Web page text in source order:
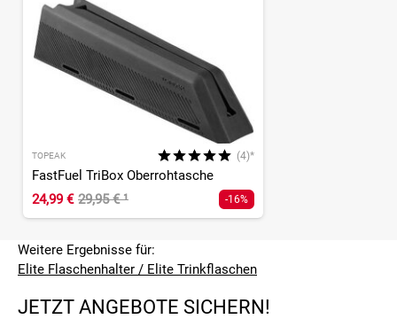
TOPEAK (4)*
FastFuel TriBox Oberrohtasche
24,99 € 29,95 €¹ -16%
Weitere Ergebnisse für:
Elite Flaschenhalter / Elite Trinkflaschen
JETZT ANGEBOTE SICHERN!